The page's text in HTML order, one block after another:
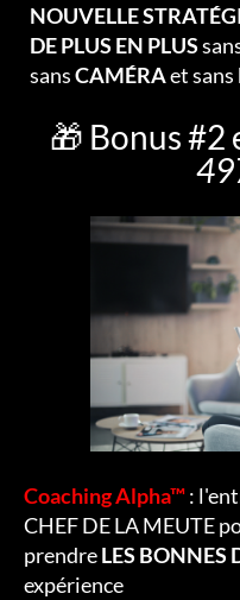
NOUVELLE
DE PLUS EN PLUS
sansCAMÉRAet sans
🎁 Bonus #2
Coaching Alpha™:
CHEF DE LA MEUTE
prendreLES BONNES
expérience